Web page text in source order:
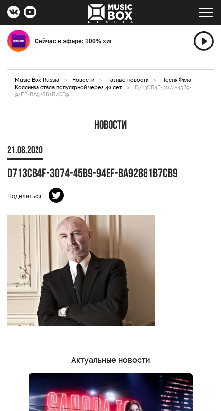
Сейчас в эфире: 100% хит
Music Box Russia > Новости > Разные новости >
Песня Фила
Коллинза стала популярной через 40 лет
>
D713CB4F-3074-45B9-
94EF-BA92881B7CB9
Новости
21.08.2020
D713CB4F-3074-45B9-94EF-BA92881B7CB9
Поделиться:
Актуальные новости